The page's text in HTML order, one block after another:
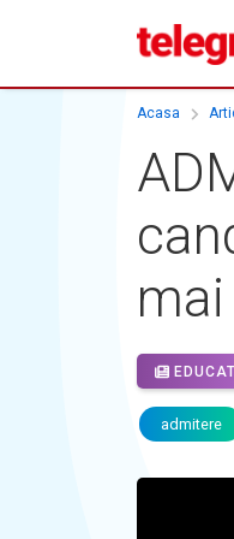
Acasa
mai
admitere